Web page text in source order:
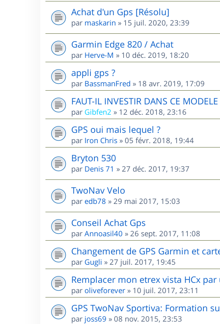
Achat d'un Gps [Résolu]
par maskarin » 15 juil. 2020, 23:39
Garmin Edge 820 / Achat
par Herve-M » 10 déc. 2019, 18:20
appli gps ?
par BassmanFred » 18 avr. 2019, 17:09
FAUT-IL INVESTIR DANS CE
par Gibfen2 » 12 déc. 2018, 23:16
GPS oui mais lequel ?
par Iron Chris » 05 févr. 2018, 19:44
Bryton 530
par Denis 71 » 27 déc. 2017, 19:37
TwoNav Velo
par edb78 » 29 mai 2017, 15:03
Conseil Achat Gps
par Annoasil40 » 26 sept. 2017, 11:08
Changement de GPS Garmin et
par Gugli » 27 juil. 2017, 19:45
Remplacer mon etrex vista HCx
par oliveforever » 10 juil. 2017, 23:11
GPS TwoNav Sportiva: Formation
par joss69 » 08 nov. 2015, 23:53